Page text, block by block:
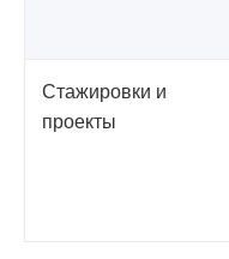
Стажировки и
проекты